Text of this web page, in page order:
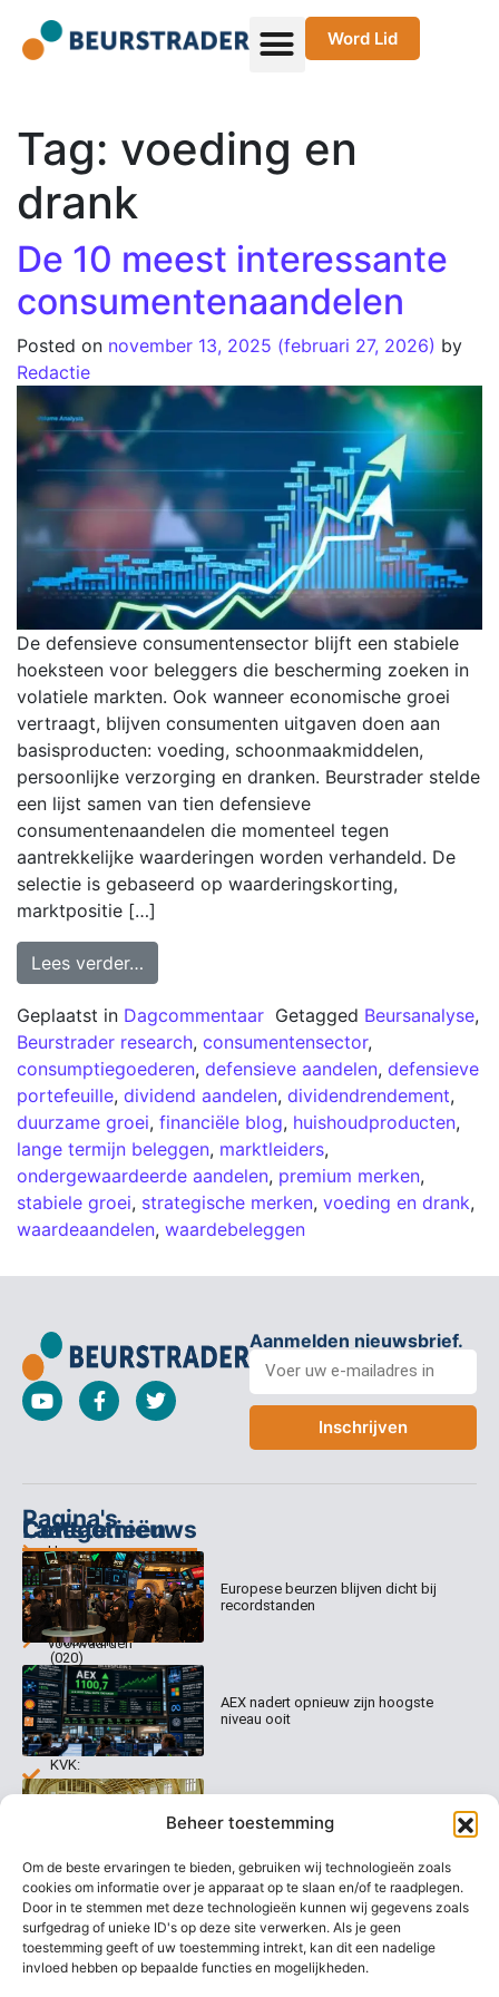
Beheer toestemming
Om de beste ervaringen te bieden, gebruiken wij technologieën zoals
cookies om informatie over je apparaat op te slaan en/of te raadplegen.
Door in te stemmen met deze technologieën kunnen wij gegevens zoals
surfgedrag of unieke ID's op deze site verwerken. Als je geen
toestemming geeft of uw toestemming intrekt, kan dit een nadelige
invloed hebben op bepaalde functies en mogelijkheden.
Word Lid
Tag: voeding en
drank
De 10 meest interessante
consumentenaandelen
Posted on november 13, 2025 (februari 27, 2026) by
Redactie
De defensieve consumentensector blijft een stabiele
hoeksteen voor beleggers die bescherming zoeken in
volatiele markten. Ook wanneer economische groei
vertraagt, blijven consumenten uitgaven doen aan
basisproducten: voeding, schoonmaakmiddelen,
persoonlijke verzorging en dranken. Beurstrader stelde
een lijst samen van tien defensieve
consumentenaandelen die momenteel tegen
aantrekkelijke waarderingen worden verhandeld. De
selectie is gebaseerd op waarderingskorting,
marktpositie […]
Lees verder…
Geplaatst in Dagcommentaar Getagged Beursanalyse,
Beurstrader research, consumentensector,
consumptiegoederen, defensieve aandelen, defensieve
portefeuille, dividend aandelen, dividendrendement,
duurzame groei, financiële blog, huishoudproducten,
lange termijn beleggen, marktleiders,
ondergewaardeerde aandelen, premium merken,
stabiele groei, strategische merken, voeding en drank,
waardeaandelen, waardebeleggen
Aanmelden nieuwsbrief.
Inschrijven
Pagina's
Home
Abonnementen
Dagcommentaar
Tradealert
Organisatie
Contact
Categorieën
Columns
Dagcommentaar
Algemene
voorwaarden
Disclaimer
Welk
abonnement
kiezen
Contact
Keizersgracht
520
1017 EK
Amsterdam
(020)
231
0020
info@beurstrader.nl
KVK:
99197022
Laatste nieuws
Europese beurzen blijven dicht bij
recordstanden
AEX nadert opnieuw zijn hoogste
niveau ooit
Europese beurzen stijgen richting
nieuwe records
AEX blijft overeind ondanks
koersdrama bij UMG